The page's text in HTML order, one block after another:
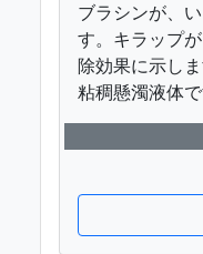
ブラシンが、
す。キラップ
除効果に示し
粘稠懸濁液体で